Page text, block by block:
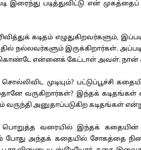
படித்துவிட்டு என்
கடிதம் எழுதுகிறவர்களும்,
நல்லவர்களும் இருக்கிறார்கள்.
என்னைக் கேட்டாள் அவள். நான்
முடியும்? பட்டுப்பூச்சி
வருகிறார்கள்? இந்தக்
அனுதாப்படுகிற கடிதங்கள்
வரையில் இந்தக் கதையின்
போது அந்தக் கதையில்